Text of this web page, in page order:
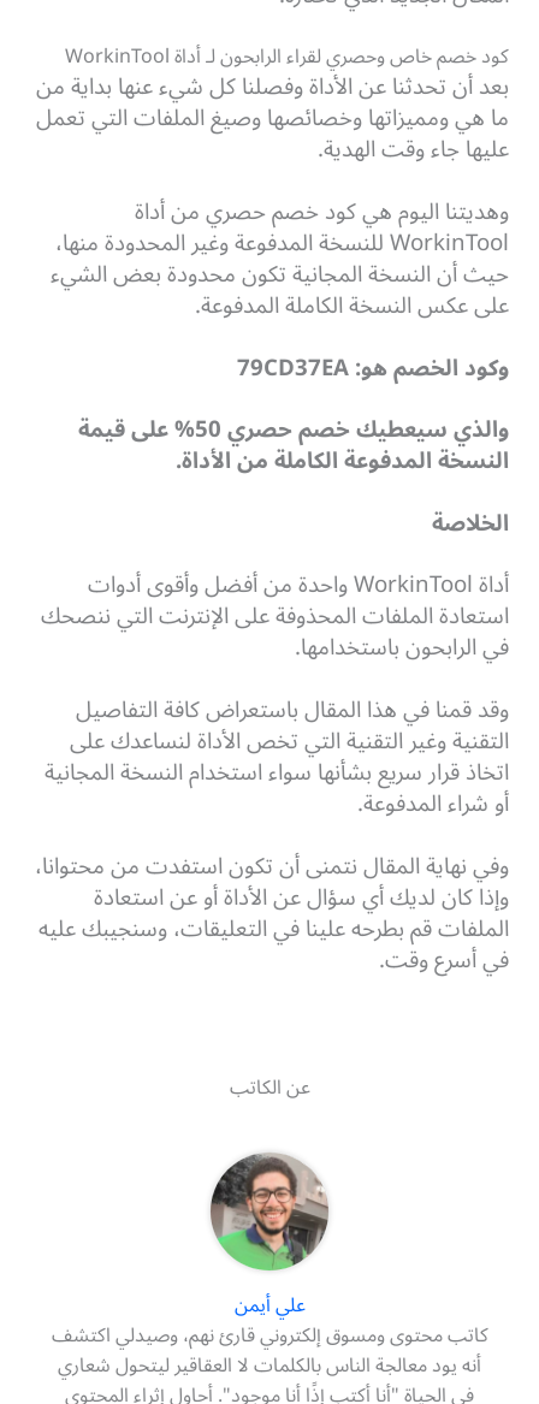
كود خصم خاص وحصري لقراء الرابحون لـ أداة WorkinTool
بعد أن تحدثنا عن الأداة وفصلنا كل شيء عنها بداية من
ما هي ومميزاتها وخصائصها وصيغ الملفات التي تعمل
عليها جاء وقت الهدية.
وهديتنا اليوم هي كود خصم حصري من أداة
WorkinTool للنسخة المدفوعة وغير المحدودة منها،
حيث أن النسخة المجانية تكون محدودة بعض الشيء
على عكس النسخة الكاملة المدفوعة.
وكود الخصم هو: 79CD37EA
والذي سيعطيك خصم حصري 50% على قيمة
النسخة المدفوعة الكاملة من الأداة.
الخلاصة
أداة WorkinTool واحدة من أفضل وأقوى أدوات
استعادة الملفات المحذوفة على الإنترنت التي ننصحك
في الرابحون باستخدامها.
وقد قمنا في هذا المقال باستعراض كافة التفاصيل
التقنية وغير التقنية التي تخص الأداة لنساعدك على
اتخاذ قرار سريع بشأنها سواء استخدام النسخة المجانية
أو شراء المدفوعة.
وفي نهاية المقال نتمنى أن تكون استفدت من محتوانا،
وإذا كان لديك أي سؤال عن الأداة أو عن استعادة
الملفات قم بطرحه علينا في التعليقات، وسنجيبك عليه
في أسرع وقت.
عن الكاتب
علي أيمن
كاتب محتوى ومسوق إلكتروني قارئ نهم، وصيدلي اكتشف
أنه يود معالجة الناس بالكلمات لا العقاقير ليتحول شعاري
في الحياة "أنا أكتب إذًا أنا موجود". أحاول إثراء المحتوى